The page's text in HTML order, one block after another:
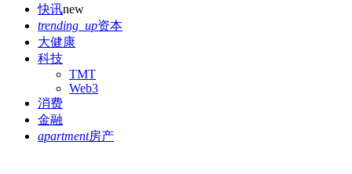
快讯new
trending_up资本
大健康
科技
TMT
Web3
消费
金融
apartment房产